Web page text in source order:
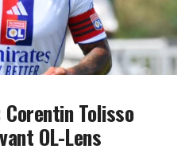
Tolisso
OL-Lens